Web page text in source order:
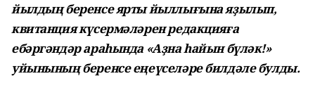
йылдың беренсе ярты йыллығына яҙылып,
квитанция күсермәләрен редакцияға
ебәргәндәр араһында «Аҙна һайын бүләк!»
уйынының беренсе еңеүселәре билдәле булды.